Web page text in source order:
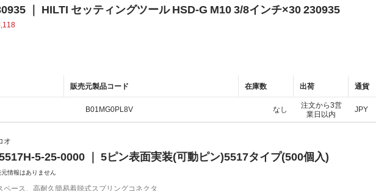
｜ HILTI セッティングツール HSD-G M10 3/8インチ×30 230935
販売元製品コード 在庫数 出荷 通貨
B01MG0PL8V なし
注文から3営
業日以内
JPY
オ
5-25-0000 ｜ 5ピン表面実装(可動ピン)5517タイプ(500個入)
情報はありません
ペース、高耐久簡易着脱式スプリングコネクタ